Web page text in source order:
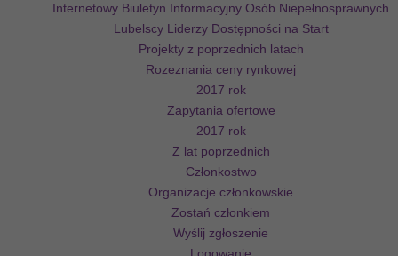
Internetowy Biuletyn Informacyjny Osób Niepełnosprawnych
Lubelscy Liderzy Dostępności na Start
Projekty z poprzednich latach
Rozeznania ceny rynkowej
2017 rok
Zapytania ofertowe
2017 rok
Z lat poprzednich
Członkostwo
Organizacje członkowskie
Zostań członkiem
Wyślij zgłoszenie